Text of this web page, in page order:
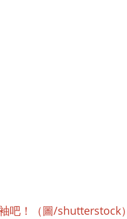
吧！（圖/shutterstock）